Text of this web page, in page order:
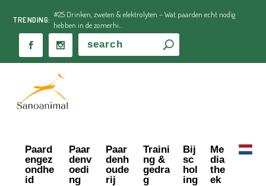
TRENDING:
#25 Drinken, zweten & elektrolyten – Wat paarden echt nodig
hebben in de zomerhi...
Paard
engez
ondhe
id
Paar
denv
oedi
ng
Paar
denh
oude
rij
Traini
ng &
gedra
g
Bij
sc
hol
ing
Me
dia
the
ek